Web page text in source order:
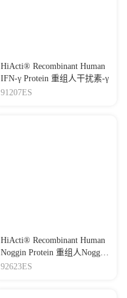
HiActi® Recombinant Human
IFN-γ Protein 重组人干扰素-γ
91207ES
HiActi® Recombinant Human
Noggin Protein 重组人Noggin
蛋白(液体）
92623ES